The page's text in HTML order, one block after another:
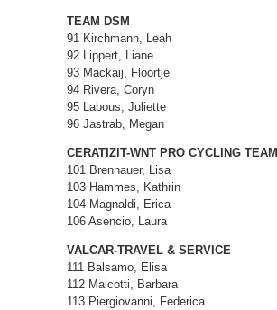
TEAM DSM
91 Kirchmann, Leah
92 Lippert, Liane
93 Mackaij, Floortje
94 Rivera, Coryn
95 Labous, Juliette
96 Jastrab, Megan
CERATIZIT-WNT PRO CYCLING TEAM
101 Brennauer, Lisa
103 Hammes, Kathrin
104 Magnaldi, Erica
106 Asencio, Laura
VALCAR-TRAVEL & SERVICE
111 Balsamo, Elisa
112 Malcotti, Barbara
113 Piergiovanni, Federica